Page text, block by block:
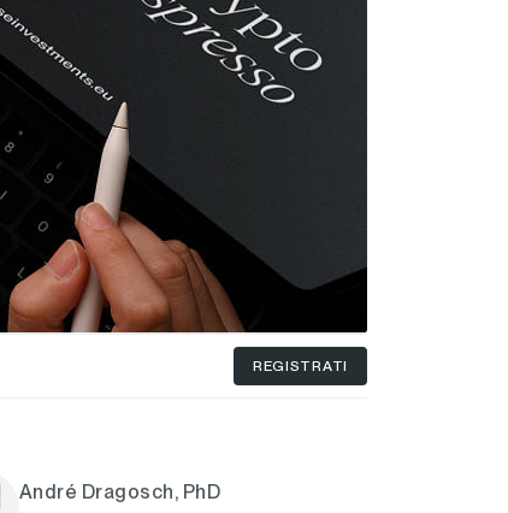
REGISTRATI
André Dragosch, PhD